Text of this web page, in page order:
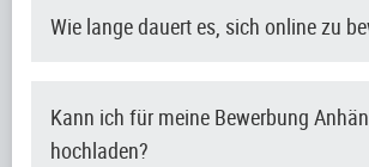
Wie lange dauert es, sich online zu
Kann ich für meine Bewerbung
hochladen?